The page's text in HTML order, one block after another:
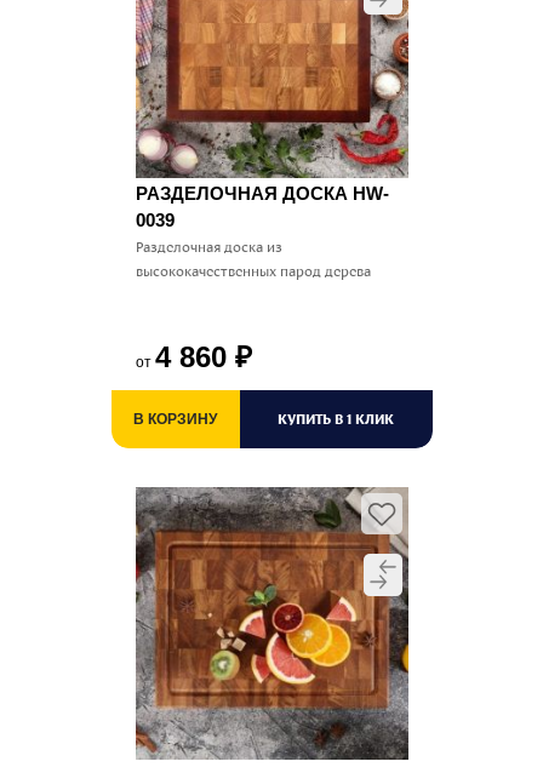
РАЗДЕЛОЧНАЯ ДОСКА HW-
0039
Разделочная доска из
высококачественных парод дерева
от 4 860 ₽
В КОРЗИНУ КУПИТЬ В 1 КЛИК